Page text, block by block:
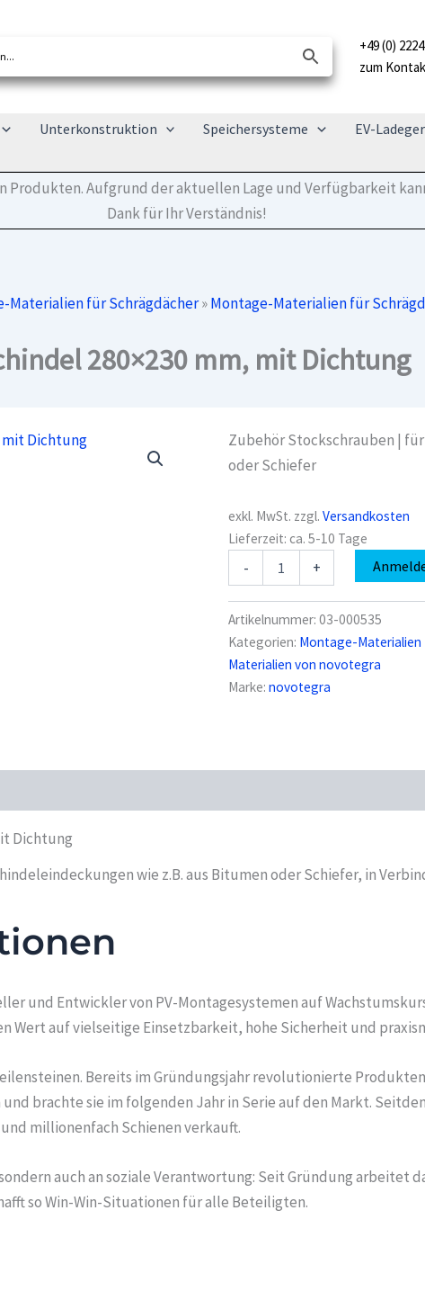
+49 (0)
zum
Unterkonstruktion Speichersysteme EV-
Produkten. Aufgrund der aktuellen Lage und Verfügbarkeit
Dank für Ihr Verständnis!
Materialien für Schrägdächer»Montage-Materialien für
280×230 mm, mit Dichtung
Zubehör Stockschrauben |
oder Schiefer
exkl. MwSt. zzgl.Versandkosten
Lieferzeit:ca. 5-10 Tage
-
Metallschindel
280x230
mm,
mit
Dichtung
+
Artikelnummer:03-000535
Kategorien: Montage-
Materialien von novotegra
Marke:novotegra
Dichtung
wie z.B. aus Bitumen oder Schiefer, in
und Entwickler von PV-Montagesystemen auf
Wert auf vielseitige Einsetzbarkeit, hohe Sicherheit und
Bereits im Gründungsjahr revolutionierte
brachte sie im folgenden Jahr in Serie auf den Markt.
millionenfach Schienen verkauft.
auch an soziale Verantwortung: Seit Gründung arbeitet
so Win-Win-Situationen für alle Beteiligten.